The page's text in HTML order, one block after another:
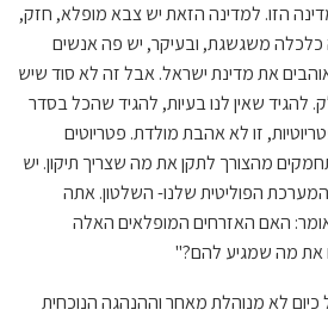
הזו. למדינה הזאת יש צבא מופלא, חזק,
כלכלה משגשגת, ובעיקר, יש פה אנשים
את מדינת ישראל. אבל זה לא סוד שיש
להגיד שאין לנו בעיות, להגיד שהכל בסדר
זו לא אהבת מולדת. פטריוטים
מהצורך לתקן את מה שצריך תיקון. יש
הפוליטית שלנו- השלטון. אתה
האם האזרחים המופלאים האלה
את מה שמגיע להם?"
כיום לא מנוהלת מאחר וההנהגה הנוכחית